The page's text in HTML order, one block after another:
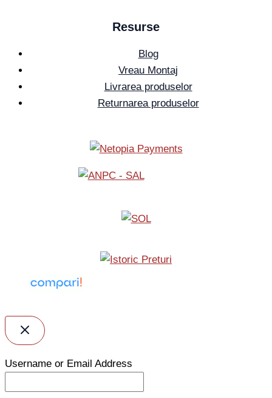
Resurse
Blog
Vreau Montaj
Livrarea produselor
Returnarea produselor
Username or Email Address